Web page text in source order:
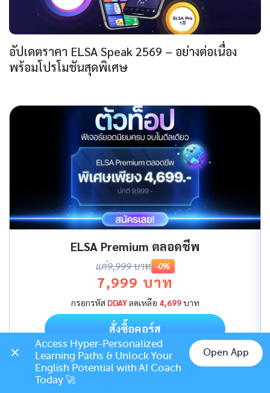
อัปเดตราคา ELSA Speak 2569 – อย่างต่อเนื่อง
พร้อมโปรโมชันสุดพิเศษ
ELSA Premium ตลอดชีพ
แค่9,999 บาท -0%
7,999 บาท
กรอกรหัส DDAYลดเหลือ 4,699บาท
สั่งซื้อคอร์ส
Chat on LINE
Access Hyper-Personalized
Learning Paths & Unlock Your
English Potential with AI Coach
Today 🚀
Open App